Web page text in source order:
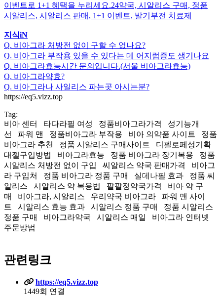
이벤트로 1+1 혜택을 누리세요.24약국, 시알리스 구매, 정품
시알리스, 시알리스 판매, 1+1 이벤트, 발기부전 치료제
지식iN
Q. 비아그라 처방전 없이 구할 수 없나요?
Q. 비아그라 부작용 있을 수 있다는 데 어지럼증도 생기나요
Q. 비아그라효능시간 문의입니다.(서울 비아그라효능)
Q. 비아그라약효?
Q. 비아그라나 사일리스 파는곳 아시는분?
https://eq5.vizz.top
Tag:
비아 센터 타다라필 여성 정품비아그라가격 성기능개
선 파워 맨 정품비아그라 부작용 비아 의약품 사이트 정품
비아그라 추천 정품 시알리스 구매사이트 디펠로페성기확
대젤구입방법 비아그라효능 정품 비아그라 장기복용 정품
시알리스 처방전 없이 구입 씨알리스 약국 판매가격 비아그
라 구입처 정품 비아그라 정품 구매 실데나필 효과 정품 씨
알리스 시알리스 약 복용법 팔팔정약국가격 비아 약 구
매 비아그라, 시알리스 우리약국 비아그라 파워 맨 사이
트 시알리스 효능 효과 시알리스 정품 구매 정품 시알리스
정품 구매 비아그라약국 시알리스 매일 비아그라 인터넷
주문방법
관련링크
https://eq5.vizz.top
1449회 연결